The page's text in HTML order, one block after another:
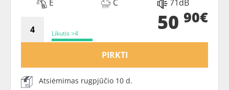
E
C 71dB
Likutis >4 50 90€
PIRKTI
Atsiėmimas rugpjūčio 10 d.